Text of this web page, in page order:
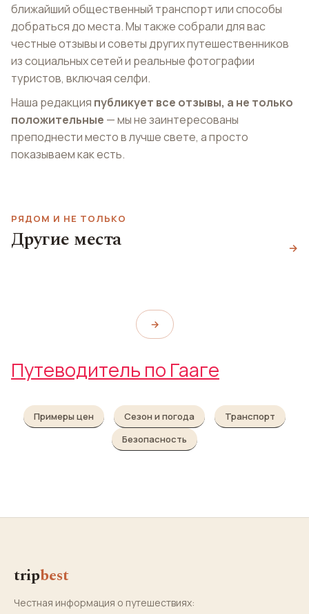
ближайший общественный транспорт или способы
добраться до места. Мы также собрали для вас
честные отзывы и советы других путешественников
из социальных сетей и реальные фотографии
туристов, включая селфи.
Наша редакция публикует все отзывы, а не только
положительные — мы не заинтересованы
преподнести место в лучше свете, а просто
показываем как есть.
РЯДОМ И НЕ ТОЛЬКО
Другие места →
Ланге Вурхаут
→
Путеводитель по Гааге
Примеры цен Сезон и погода
Транспорт
Безопасность
tripbest
Честная информация о путешествиях: